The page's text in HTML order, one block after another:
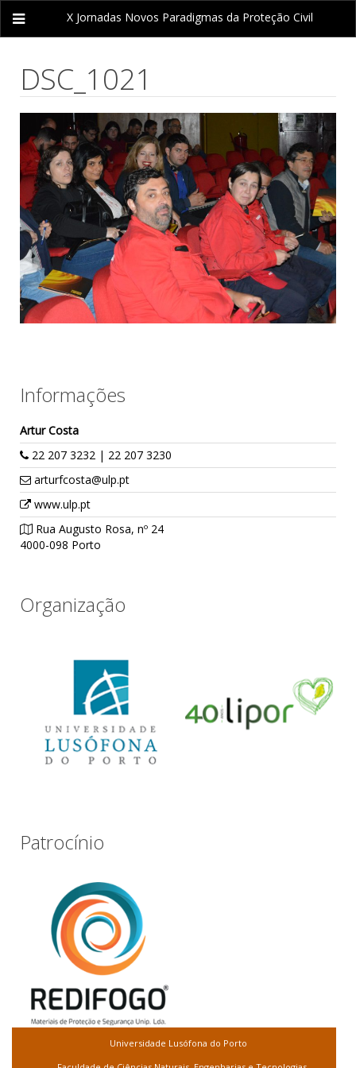
X Jornadas Novos Paradigmas da Proteção Civil
DSC_1021
Informações
Artur Costa
22 207 3232 | 22 207 3230
arturfcosta@ulp.pt
www.ulp.pt
Rua Augusto Rosa, nº 24
4000-098 Porto
Organização
Patrocínio
Universidade Lusófona do Porto